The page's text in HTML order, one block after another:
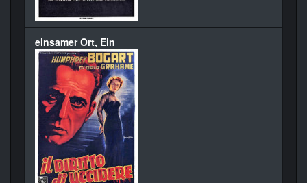
einsamer Ort, Ein